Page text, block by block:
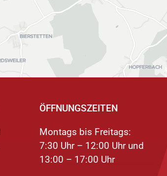
Multifunktionswerkzeug
Serie Pro X
ÖFFNUNGSZEITEN
Montags bis Freitags:
7:30 Uhr – 12:00 Uhr und
13:00 – 17:00 Uhr